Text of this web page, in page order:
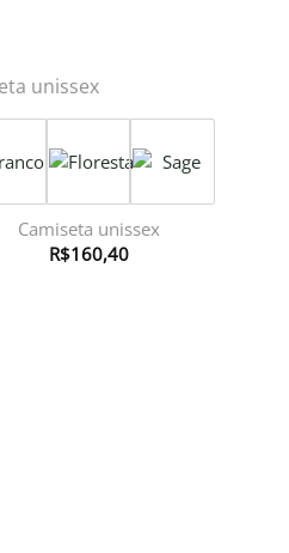
Camiseta unissex
R$160,40